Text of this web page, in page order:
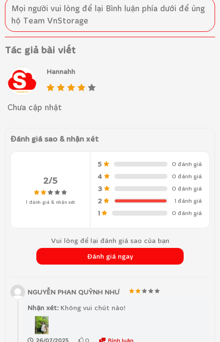
Mọi người vui lòng để lại Bình luận phía dưới để ủng
hộ Team VnStorage
Tác giả bài viết
Hannahh
Chưa cập nhật
Đánh giá sao & nhận xét
2/5
1 đánh giá & nhận xét
5 0 đánh giá
4 0 đánh giá
3 0 đánh giá
2 1 đánh giá
1 0 đánh giá
Vui lòng để lại đánh giá sao của bạn
Đánh giá ngay
NGUYỄN PHAN QUỲNH NHƯ
Nhận xét: Không vui chút nào!
26/07/2025